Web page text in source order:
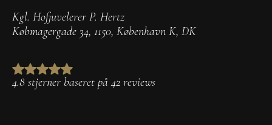
Kgl. Hofjuvelerer P. Hertz
Købmagergade 34, 1150, København K, DK
4.8 stjerner baseret på 42 reviews